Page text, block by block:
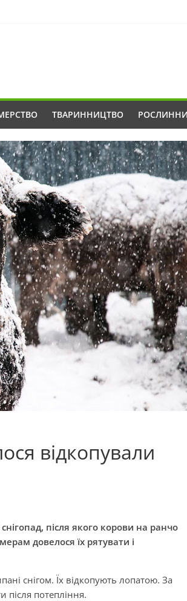
ТВАРИННИЦТВО
відкопували
після якого корови на ранчо
довелося їх рятувати і
снігом. Їх відкопують лопатою. За
після потепління.